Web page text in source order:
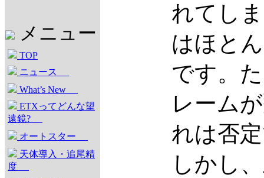
メニュー
TOP
ニュース
What’s New
ETXってどんな望
遠鏡?
オートスター
天体導入・追尾精
度
れてし
はほと
です。
レーム
れは否
しかし